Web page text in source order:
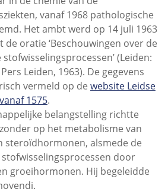
vanaf 1968 pathologische
Het ambt werd op 14 juli 1963
de oratie ‘Beschouwingen over de
(Leiden:
Leiden, 1963). De gegevens
vermeld op de website Leidse
1575.
belangstelling richtte
op het metabolisme van
steroïdhormonen, alsmede de
door
groeihormonen. Hij begeleidde